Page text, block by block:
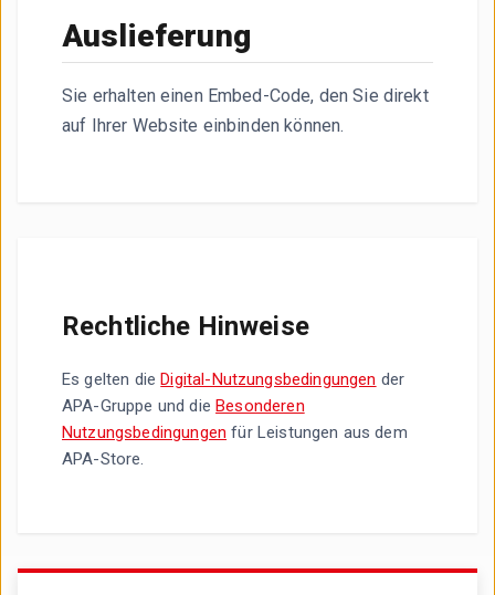
Auslieferung
Sie erhalten einen Embed-Code, den Sie direkt
auf Ihrer Website einbinden können.
Rechtliche Hinweise
Es gelten dieDigital-Nutzungsbedingungen der
APA-Gruppe und dieBesonderen
Nutzungsbedingungen für Leistungen aus dem
APA-Store.